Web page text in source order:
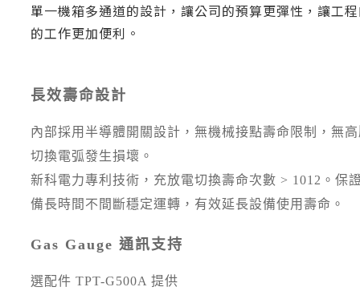
單一機箱多通道的設計，讓公司的預算更彈性，讓工
的工作更加便利。
長效壽命設計
內部採用半導體開關設計，無機械接點壽命限制，無
切換電弧發生損壞。
新科電力專利技術，充放電切換壽命次數 > 1012。保
備長時間不間斷穩定運轉，有效延長設備使用壽命。
Gas Gauge 通訊支持
選配件 TPT-G500A 提供